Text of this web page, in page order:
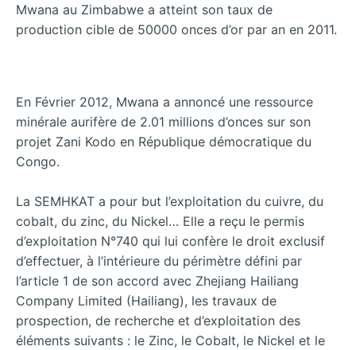
Mwana au Zimbabwe a atteint son taux de
production cible de 50000 onces d’or par an en 2011.
En Février 2012, Mwana a annoncé une ressource
minérale aurifère de 2.01 millions d’onces sur son
projet Zani Kodo en République démocratique du
Congo.
La SEMHKAT a pour but l’exploitation du cuivre, du
cobalt, du zinc, du Nickel… Elle a reçu le permis
d’exploitation N°740 qui lui confère le droit exclusif
d’effectuer, à l’intérieure du périmètre défini par
l’article 1 de son accord avec Zhejiang Hailiang
Company Limited (Hailiang), les travaux de
prospection, de recherche et d’exploitation des
éléments suivants : le Zinc, le Cobalt, le Nickel et le